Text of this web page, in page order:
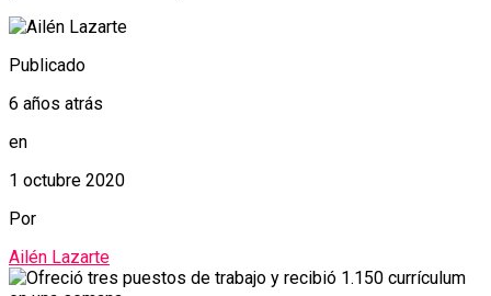
Publicado
6 años atrás
en
1 octubre 2020
Por
Ailén Lazarte